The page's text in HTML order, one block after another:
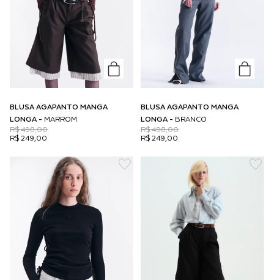
BLUSA AGAPANTO MANGA
LONGA - MARROM
R$ 249,00
R$ 498,00
BLUSA AGAPANTO MANGA
LONGA - BRANCO
R$ 249,00
R$ 498,00